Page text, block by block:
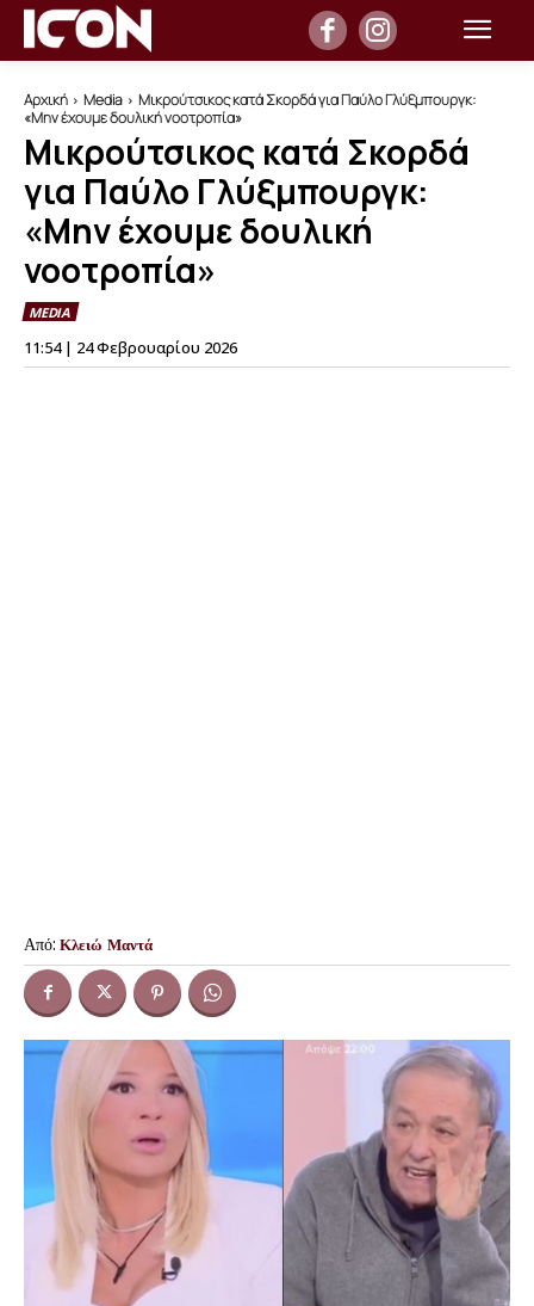
Αρχική Media
Μικρούτσικος κατά Σκορδά για Παύλο Γλύξμπουργκ:
«Μην έχουμε δουλική νοοτροπία»
Μικρούτσικος κατά Σκορδά
για Παύλο Γλύξμπουργκ:
«Μην έχουμε δουλική
νοοτροπία»
MEDIA
11:54 | 24 Φεβρουαρίου 2026
Από: Κλειώ Μαντά